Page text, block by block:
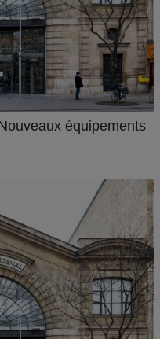
équipements